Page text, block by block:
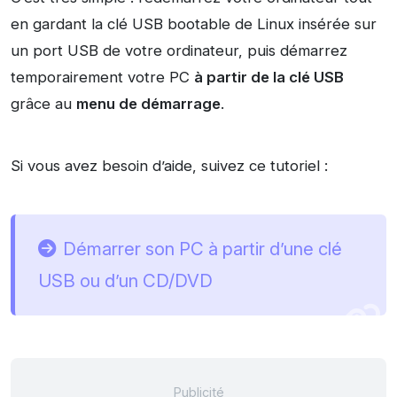
en gardant la clé USB bootable de Linux insérée sur
un port USB de votre ordinateur, puis démarrez
temporairement votre PC à partir de la clé USB
grâce au menu de démarrage.
Si vous avez besoin d’aide, suivez ce tutoriel :
Démarrer son PC à partir d’une clé
USB ou d’un CD/DVD